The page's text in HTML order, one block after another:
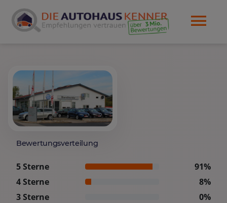
Bewertungsverteilung
5 Sterne
91%
4 Sterne
8%
3 Sterne
0%